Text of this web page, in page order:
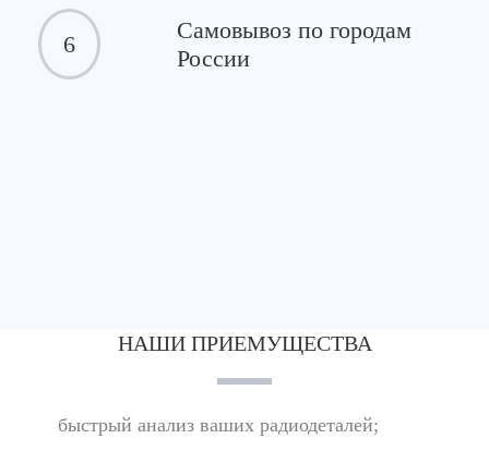
6
Самовывоз по городам
России
НАШИ ПРИЕМУЩЕСТВА
быстрый анализ ваших радиодеталей;